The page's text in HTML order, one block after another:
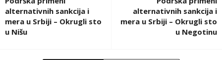
alternativnih sankcija i
mera u Srbiji – Okrugli sto
u Nišu
alternativnih sankcija i
mera u Srbiji – Okrugli sto
u Negotinu